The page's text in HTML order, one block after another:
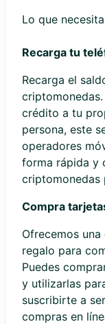
Lo que
Recarga tu
Recarga el
crédito a tu
persona, este
operadores
forma rápida y
criptomonedas
Compra
Ofrecemos
regalo para
Puedes
y utilizarlas
suscribirte a
compras en